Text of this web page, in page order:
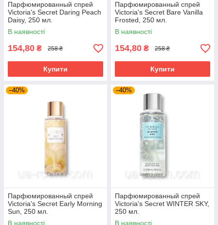
Парфюмированный спрей
Victoria's Secret Daring Peach
Daisy, 250 мл.
В наявності
154,80 ₴ 258 ₴
Купити
Парфюмированный спрей
Victoria's Secret Bare Vanilla
Frosted, 250 мл.
В наявності
154,80 ₴ 258 ₴
Купити
–40%
Парфюмированный спрей
Victoria's Secret Early Morning
Sun, 250 мл.
В наявності
–40%
Парфюмированный спрей
Victoria's Secret WINTER SKY,
250 мл.
В наявності